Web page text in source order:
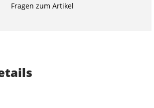
Fragen zum Artikel